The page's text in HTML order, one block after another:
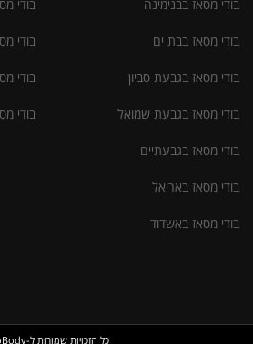
בודי מסאז בבנימינה
בודי מסאז בבת ים
בודי מסאז בגבעת סביון
בודי מסאז בגבעת שמואל
בודי מסאז בגבעתיים
בודי מסאז באריאל
בודי מסאז באשדוד
בודי
בודי
בודי
בודי
כל הזכויות שמורות ל-ToBody